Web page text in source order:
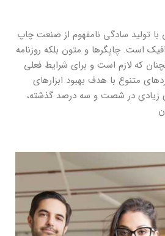
تولید سادگی نامفهوم از صنعت چاپ
است. چاپگرها و متون بلکه روزنامه
که لازم است و برای شرایط فعلی
متنوع با هدف بهبود ابزارهای
زیادی در شصت و سه درصد گذشته،